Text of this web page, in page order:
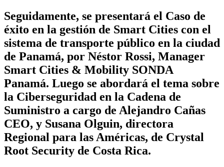
Seguidamente, se presentará el Caso de
éxito en la gestión de Smart Cities con el
sistema de transporte público en la ciudad
de Panamá, por Néstor Rossi, Manager
Smart Cities & Mobility SONDA
Panamá. Luego se abordará el tema sobre
la Ciberseguridad en la Cadena de
Suministro a cargo de Alejandro Cañas
CEO, y Susana Olguin, directora
Regional para las Américas, de Crystal
Root Security de Costa Rica.